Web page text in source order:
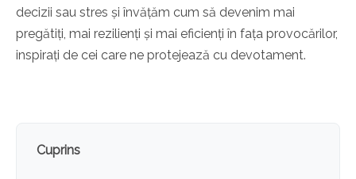
decizii sau stres și învățăm cum să devenim mai
pregătiți, mai rezilienți și mai eficienți în fața provocărilor,
inspirați de cei care ne protejează cu devotament.
Cuprins